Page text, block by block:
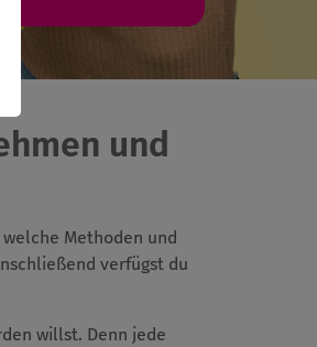
und
Methoden und
verfügst du
willst. Denn jede